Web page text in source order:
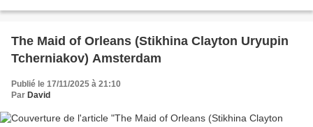
The Maid of Orleans (Stikhina Clayton Uryupin
Tcherniakov) Amsterdam
Publié le 17/11/2025 à 21:10
Par David